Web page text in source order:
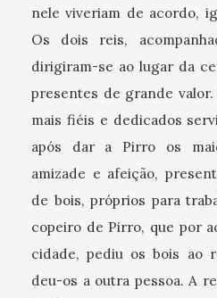
nele viveriam de acordo,
Os dois reis,
dirigiram-se ao lugar da
presentes de grande valor.
mais fiéis e dedicados
após dar a Pirro os
amizade e afeição,
de bois, próprios para
copeiro de Pirro, que por
cidade, pediu os bois ao
deu-os a outra pessoa. A